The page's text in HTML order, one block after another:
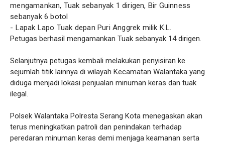
mengamankan, Tuak sebanyak 1 dirigen, Bir Guinness
sebanyak 6 botol
- Lapak Lapo Tuak depan Puri Anggrek milik K.L.
Petugas berhasil mengamankan Tuak sebanyak 14 dirigen.
Selanjutnya petugas kembali melakukan penyisiran ke
sejumlah titik lainnya di wilayah Kecamatan Walantaka yang
diduga menjadi lokasi penjualan minuman keras dan tuak
ilegal.
Polsek Walantaka Polresta Serang Kota menegaskan akan
terus meningkatkan patroli dan penindakan terhadap
peredaran minuman keras demi menjaga keamanan serta